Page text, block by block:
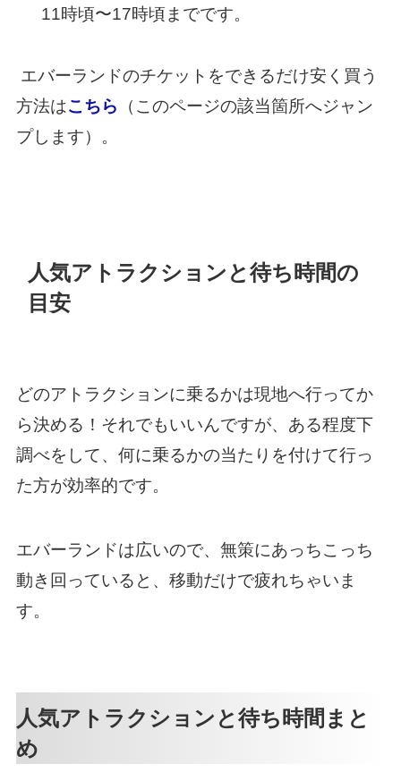
11時頃〜17時頃までです。
エバーランドのチケットをできるだけ安く買う
方法はこちら （このページの該当箇所へジャン
プします）。
人気アトラクションと待ち時間の
目安
どのアトラクションに乗るかは現地へ行ってか
ら決める！それでもいいんですが、ある程度下
調べをして、何に乗るかの当たりを付けて行っ
た方が効率的です。
エバーランドは広いので、無策にあっちこっち
動き回っていると、移動だけで疲れちゃいま
す。
人気アトラクションと待ち時間まと
め